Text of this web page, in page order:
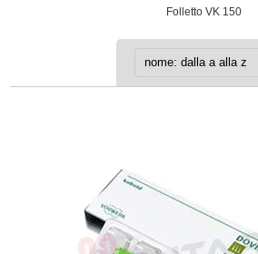
Folletto VK 150